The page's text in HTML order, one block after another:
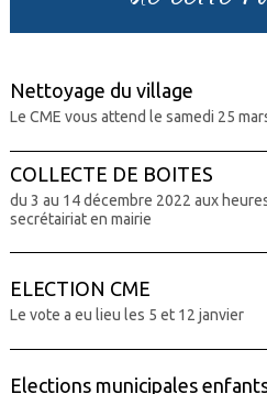
Nettoyage du village
Le CME vous attend le samedi 25
COLLECTE DE BOITES
du 3 au 14 décembre 2022 aux
secrétairiat en mairie
ELECTION CME
Le vote a eu lieu les 5 et 12 janvier
Elections municipales